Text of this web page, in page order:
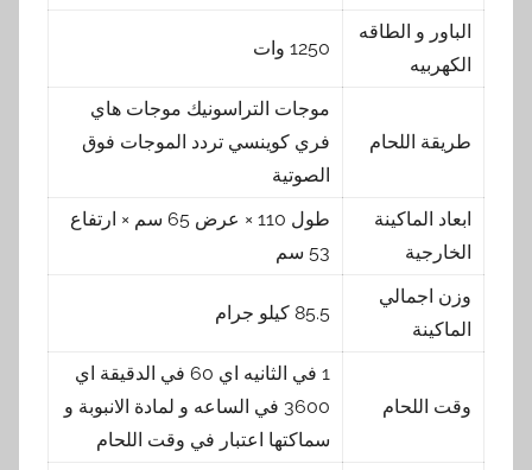
الباور و الطاقه
الكهربيه
1250 وات
طريقة اللحام
موجات التراسونيك موجات هاي
فري كوينسي تردد الموجات فوق
الصوتية
ابعاد الماكينة
الخارجية
طول 110 × عرض 65 سم × ارتفاع
53 سم
وزن اجمالي
الماكينة
85.5 كيلو جرام
وقت اللحام
1 في الثانيه اي 60 في الدقيقة اي
3600 في الساعه و لمادة الانبوبة و
سماكتها اعتبار في وقت اللحام